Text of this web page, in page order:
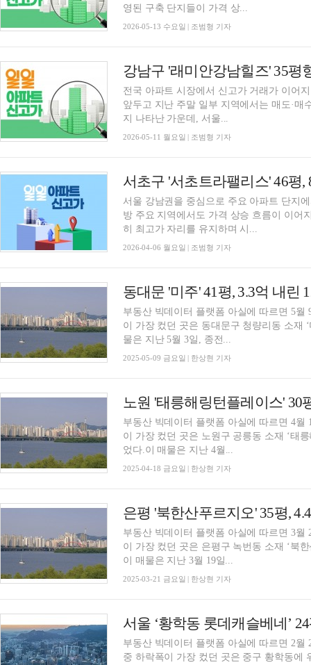
영된 구축 단지들이 가격 상...
2026-05-13 수요일 | 조범형 기자
전국 아파트 시장에서 신고가 거래가 이어
앞두고 지난 주말 일부 지역에서는 매도·매
지 나타난 가운데, 서울...
2026-05-11 월요일 | 조범형 기자
서울 강남권을 중심으로 주요 아파트 단지
방 주요 지역에서도 가격 상승 흐름이 이어
히 최고가 자리를 유지하며 시...
2026-04-06 월요일 | 조범형 기자
동대문 '미주' 41평, 3.3억 내린
부동산 빅데이터 플랫폼 아실에 따르면 5
이 가장 컸던 곳은 동대문구 청량리동 소재
물은 지난 5월 3일, 종전...
2025-05-09 금요일 | 한상현 기자
부동산 빅데이터 플랫폼 아실에 따르면 4
이 가장 컸던 곳은 노원구 공릉동 소재 ‘태
었다.이 매물은 지난 4월...
2025-04-18 금요일 | 한상현 기자
부동산 빅데이터 플랫폼 아실에 따르면 3
이 가장 컸던 곳은 은평구 녹번동 소재 ‘북
이 매물은 지난 3월 19일...
2025-03-21 금요일 | 한상현 기자
부동산 빅데이터 플랫폼 아실에 따르면 2
중 하락폭이 가장 컸던 곳은 중구 황학동에